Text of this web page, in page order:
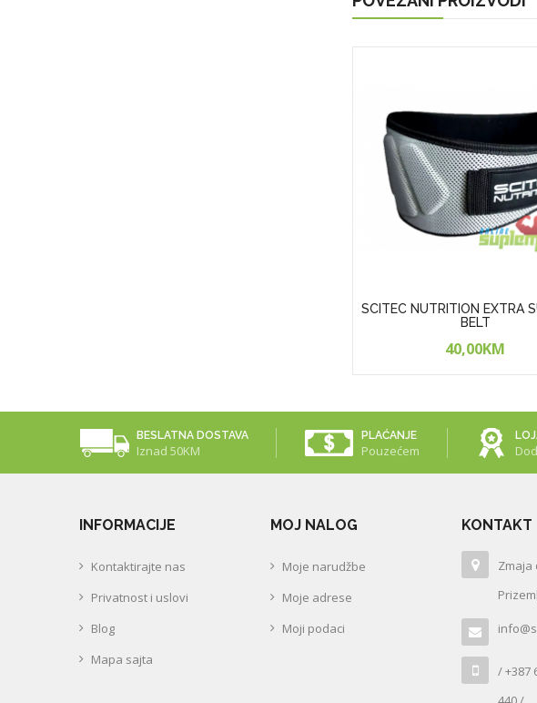
SCITEC NUTRITION EXTRA
BELT
40,00KM
BESLATNA DOSTAVA
Iznad 50KM
PLAĆANJE
Pouzećem
INFORMACIJE
Kontaktirajte nas
Privatnost i uslovi
Blog
Mapa sajta
MOJ NALOG
Moje narudžbe
Moje adrese
Moji podaci
KONTAKT
Zmaja
/ +387